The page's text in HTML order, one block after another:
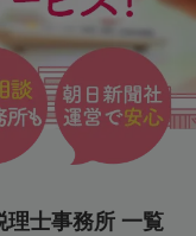
理士事務所 一覧